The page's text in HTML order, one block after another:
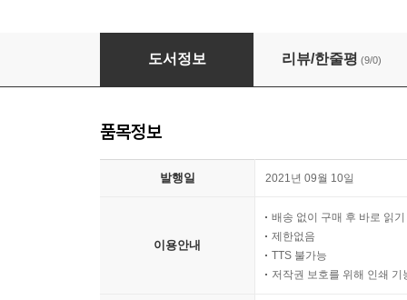
마음이 튼튼한 어린이가 되는 법
도서정보 리뷰/한줄평 (9/0)
품목정보
발행일 2021년 09월 10일
이용안내
배송 없이 구매 후 바로 읽기
제한없음
TTS 불가능
저작권 보호를 위해 인쇄 기